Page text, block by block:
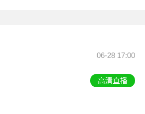
06-28 17:00
高清直播